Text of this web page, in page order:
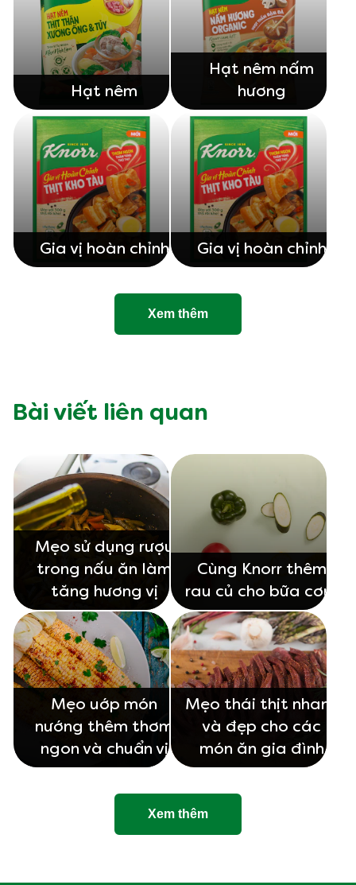
Hạt nêm
Hạt nêm nấm
hương
Gia vị hoàn chỉnh Gia vị hoàn chỉnh
Xem thêm
Bài viết liên quan
Mẹo sử dụng rượu
trong nấu ăn làm
tăng hương vị
Cùng Knorr thêm
rau củ cho bữa cơm
Mẹo uớp món
nướng thêm thơm
ngon và chuẩn vị
Mẹo thái thịt nhanh
và đẹp cho các
món ăn gia đình
Xem thêm